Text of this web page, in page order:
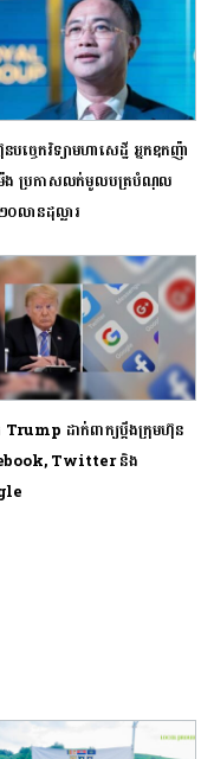
បច្ចេកវិទ្យាមហាសេដ្ឋី អ្នកឧកញ៉ា
ង ប្រកាសលក់មូលបត្របំណុល
០លានដុល្លារ
ដាក់ពាក្យប្តឹងក្រុមហ៊ុន
Twitter និង